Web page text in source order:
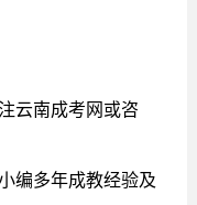
云南成考网或咨
编多年成教经验及